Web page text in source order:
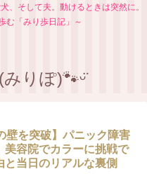
、そして夫。動けるときは突然に。
む「みり歩日記」～
りぽ)🐾ᵕ̈
壁を突破】パニック障害
美容院でカラーに挑戦で
と当日のリアルな裏側